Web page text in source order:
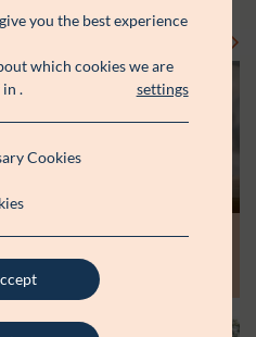
30.06.26
Aspiranterne får arbejdsro til at styrke
unge fællesskaber
Støttebeløb i alt:
you the best experience
which cookies we are
in
settings
.
Cookies